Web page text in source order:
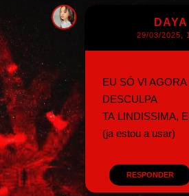
DAYA
29/03/2025,
EU SÓ VI AGORA
DESCULPA
TA LINDISSIMA,
(ja estou a usar)
RESPONDER